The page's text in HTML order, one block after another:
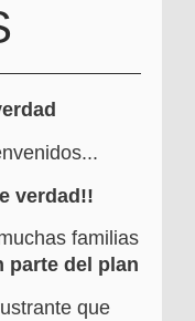
verdad!!
familias
parte del plan
que